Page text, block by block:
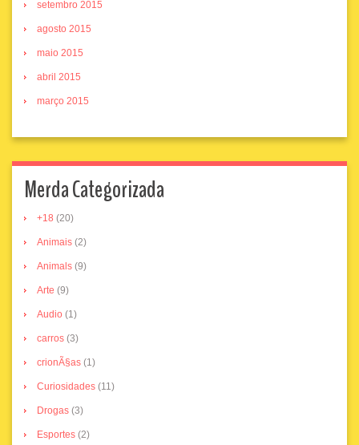
setembro 2015
agosto 2015
maio 2015
abril 2015
março 2015
Merda Categorizada
+18 (20)
Animais (2)
Animals (9)
Arte (9)
Audio (1)
carros (3)
crionÃ§as (1)
Curiosidades (11)
Drogas (3)
Esportes (2)